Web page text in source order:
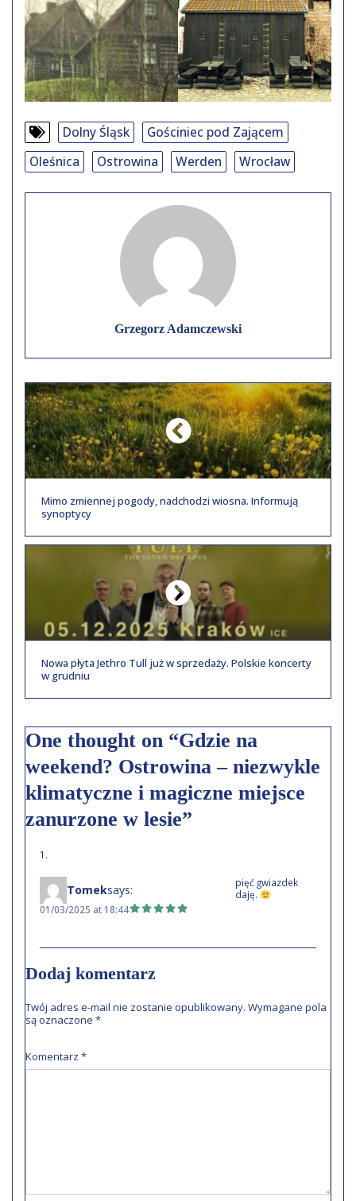
Dolny Śląsk
Gościniec pod Zającem
Oleśnica
Ostrowina Werden Wrocław
Grzegorz Adamczewski
Mimo zmiennej pogody, nadchodzi wiosna. Informują
synoptycy
Nowa płyta Jethro Tull już w sprzedaży. Polskie koncerty
w grudniu
One thought on “Gdzie na
weekend? Ostrowina – niezwykle
klimatyczne i magiczne miejsce
zanurzone w lesie”
Tomeksays:
01/03/2025 at 18:44
pięć gwiazdek
daję.
Dodaj komentarz
Twój adres e-mail nie zostanie opublikowany. Wymagane pola
są oznaczone *
Komentarz *